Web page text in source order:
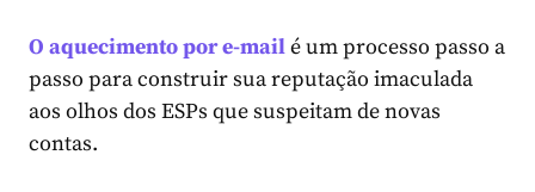
O aquecimento por e-mailé um processo passo a
passo para construir sua reputação imaculada
aos olhos dos ESPs que suspeitam de novas
contas.